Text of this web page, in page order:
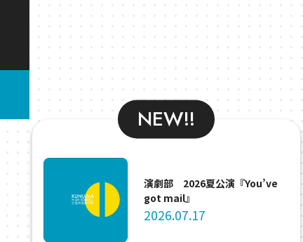
NEW!!
演劇部 2026夏公演『You’ve
got mail』
2026.07.17